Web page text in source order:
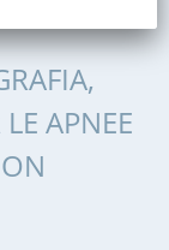
APNEE